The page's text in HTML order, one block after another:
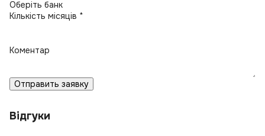
Кількість місяців *
Коментар
Отправить заявку
Відгуки